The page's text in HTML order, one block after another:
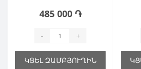
485 000 ֏
- +
ԿՑԵԼ ԶԱՄԲՅՈՒՂԻՆ